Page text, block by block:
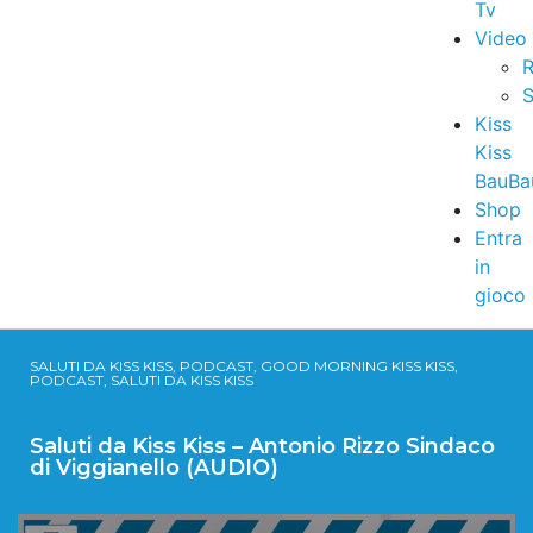
Tv
Video
Kiss
Kiss
Shop
Entra
in
gioco
SALUTI DA KISS KISS, PODCAST, GOOD MORNING KISS KISS,
PODCAST, SALUTI DA KISS KISS
Saluti da Kiss Kiss – Antonio Rizzo Sindaco
di Viggianello (AUDIO)